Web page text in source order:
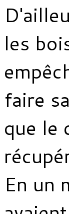
les
faire
que le
En un